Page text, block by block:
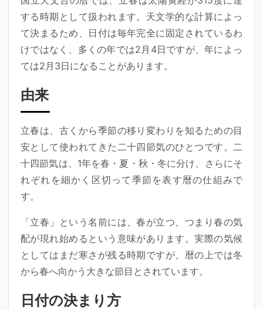
する時期として扱われます。天文学的な計算によっ
て決まるため、日付は毎年完全に固定されているわ
けではなく、多くの年では2月4日ですが、年によっ
ては2月3日になることがあります。
由来
立春は、古くから季節の移り変わりを知るための目
安として使われてきた二十四節気のひとつです。二
十四節気は、1年を春・夏・秋・冬に分け、さらにそ
れぞれを細かく区切って季節を表す暦の仕組みで
す。
「立春」という名前には、春が立つ、つまり春の気
配が現れ始めるという意味があります。実際の気候
としてはまだ寒さが残る時期ですが、暦の上では冬
から春へ向かう大きな節目とされています。
日付の決まり方